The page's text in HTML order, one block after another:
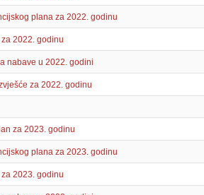
plana za 2022. godinu
2022. godinu
nabave u 2022. godini
za 2022. godinu
za 2023. godinu
plana za 2023. godinu
2023. godinu